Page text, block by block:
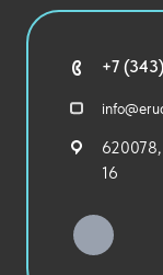
Технические
Спортивный
Уличное
+7
620078,
16